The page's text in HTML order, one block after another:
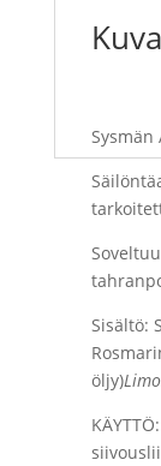
Sysmän
Sisältö:
öljy)